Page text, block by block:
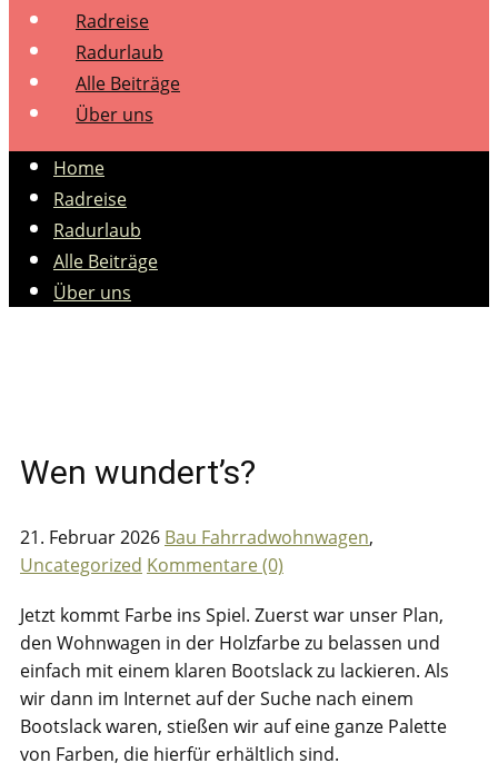
Radreise
Radurlaub
Alle Beiträge
Über uns
Home
Radreise
Radurlaub
Alle Beiträge
Über uns
Wen wundert’s?
21. Februar 2026 Bau Fahrradwohnwagen,
Uncategorized Kommentare (0)
Jetzt kommt Farbe ins Spiel. Zuerst war unser Plan,
den Wohnwagen in der Holzfarbe zu belassen und
einfach mit einem klaren Bootslack zu lackieren. Als
wir dann im Internet auf der Suche nach einem
Bootslack waren, stießen wir auf eine ganze Palette
von Farben, die hierfür erhältlich sind.